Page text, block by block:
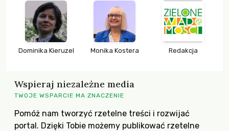
Dominika Kieruzel Monika Kostera Redakcja
Wspieraj niezależne media
TWOJE WSPARCIE MA ZNACZENIE
Pomóż nam tworzyć rzetelne treści i rozwijać
portal. Dzięki Tobie możemy publikować rzetelne